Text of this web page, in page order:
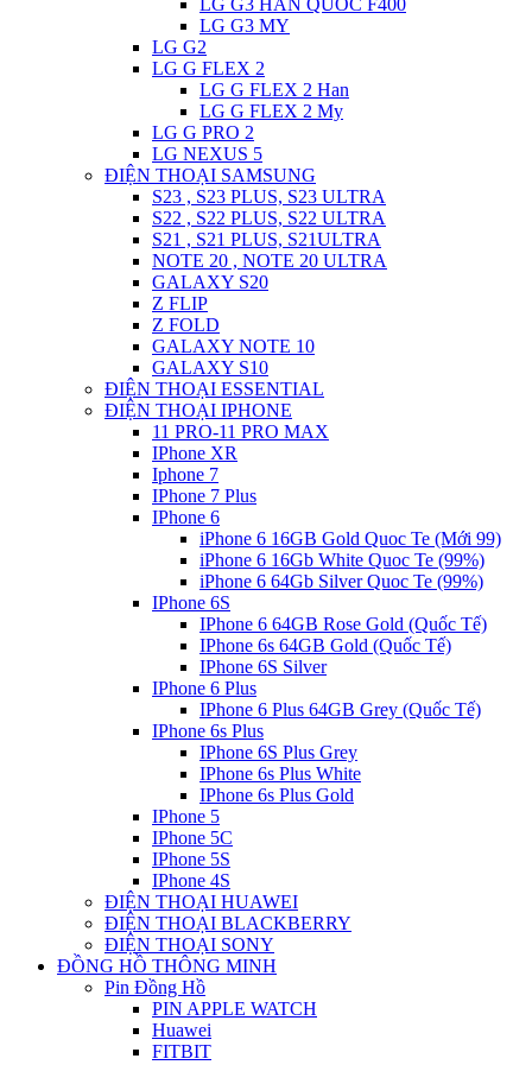
LG G3 HAN QUOC F400
LG G3 MY
LG G2
LG G FLEX 2
LG G FLEX 2 Han
LG G FLEX 2 My
LG G PRO 2
LG NEXUS 5
ĐIỆN THOẠI SAMSUNG
S23 , S23 PLUS, S23 ULTRA
S22 , S22 PLUS, S22 ULTRA
S21 , S21 PLUS, S21ULTRA
NOTE 20 , NOTE 20 ULTRA
GALAXY S20
Z FLIP
Z FOLD
GALAXY NOTE 10
GALAXY S10
ĐIỆN THOẠI ESSENTIAL
ĐIỆN THOẠI IPHONE
11 PRO-11 PRO MAX
IPhone XR
Iphone 7
IPhone 7 Plus
IPhone 6
iPhone 6 16GB Gold Quoc Te (Mới 99)
iPhone 6 16Gb White Quoc Te (99%)
iPhone 6 64Gb Silver Quoc Te (99%)
IPhone 6S
IPhone 6 64GB Rose Gold (Quốc Tế)
IPhone 6s 64GB Gold (Quốc Tế)
IPhone 6S Silver
IPhone 6 Plus
IPhone 6 Plus 64GB Grey (Quốc Tế)
IPhone 6s Plus
IPhone 6S Plus Grey
IPhone 6s Plus White
IPhone 6s Plus Gold
IPhone 5
IPhone 5C
IPhone 5S
IPhone 4S
ĐIỆN THOẠI HUAWEI
ĐIỆN THOẠI BLACKBERRY
ĐIỆN THOẠI SONY
ĐỒNG HỒ THÔNG MINH
Pin Đồng Hồ
PIN APPLE WATCH
Huawei
FITBIT